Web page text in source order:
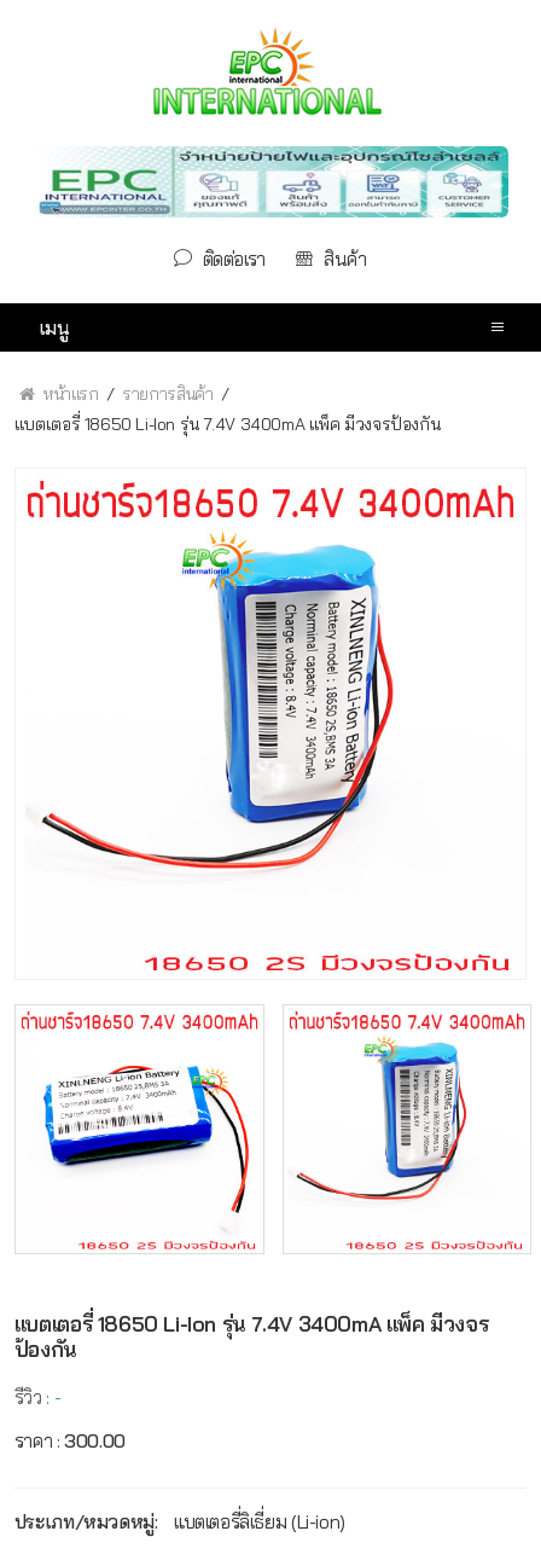
ติดต่อเรา สินค้า
เมนู
หน้าแรก รายการสินค้า
แบตเตอรี่ 18650 Li-Ion รุ่น 7.4V 3400mA แพ็ค มีวงจรป้องกัน
แบตเตอรี่ 18650 Li-Ion รุ่น 7.4V 3400mA แพ็ค มีวงจร
ป้องกัน
รีวิว : -
ราคา :300.00
ประเภท/หมวดหมู่: แบตเตอรี่ลิเธี่ยม (Li-ion)